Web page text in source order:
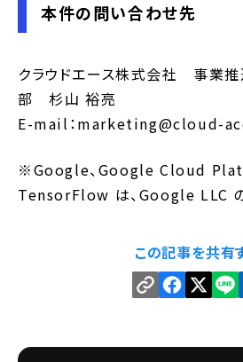
本件の問い合わせ先
クラウドエース株式会社 事業
部 杉山 裕亮
E-mail：marketing@cloud-
※Google、Google Cloud
TensorFlow は、Google LLC の
この記事を共有